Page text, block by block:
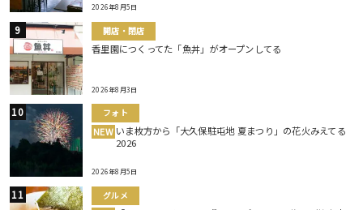
2026年8月5日
開店・閉店
香里園につくってた「魚丼」がオープンしてる
2026年8月3日
フォト
NEW いま枚方から「大久保駐屯地 夏まつり」の花火みえてる
2026
2026年8月5日
グルメ